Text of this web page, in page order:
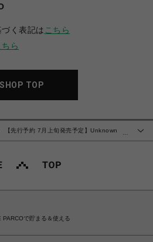
く表記は こちら
ちら
SHOP TOP
…
【先行予約 7月上旬発売予定】Unknown
で貯まる＆使える